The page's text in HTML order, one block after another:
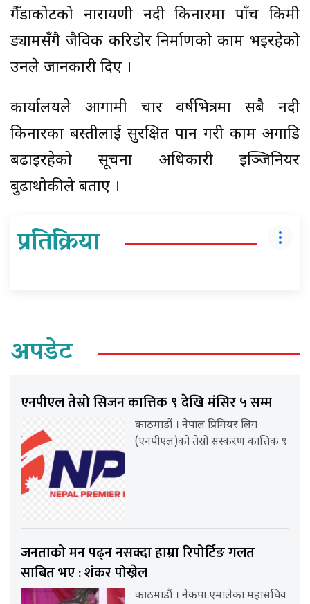
गैँडाकोटको नारायणी नदी किनारमा पाँच किमी
ड्यामसँगै जैविक करिडोर निर्माणको काम भइरहेको
उनले जानकारी दिए ।
कार्यालयले आगामी चार वर्षभित्रमा सबै नदी
किनारका बस्तीलाई सुरक्षित पार्ने गरी काम अगाडि
बढाइरहेको सूचना अधिकारी इञ्जिनियर
बुढाथोकीले बताए ।
प्रतिक्रिया
अपडेट
एनपीएल तेस्रो सिजन कात्तिक ९ देखि मंसिर ५ सम्म
काठमाडौं । नेपाल प्रिमियर लिग
(एनपीएल)को तेस्रो संस्करण कात्तिक ९
जनताको मन पढ्न नसक्दा हाम्रा रिपोर्टिङ गलत
साबित भए : शंकर पोख्रेल
काठमाडौं । नेकपा एमालेका महासचिव